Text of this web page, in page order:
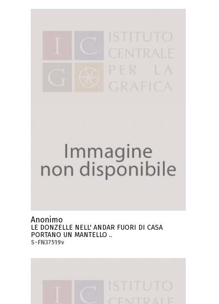
Anonimo
LE DONZELLE NELL' ANDAR FUORI DI CASA
PORTANO UN MANTELLO ..
S-FN37519v